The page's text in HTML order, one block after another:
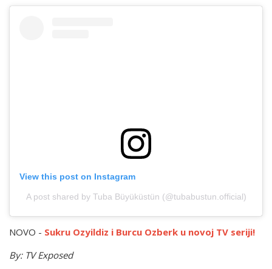
View this post on Instagram
A post shared by Tuba Büyüküstün (@tubabustun.official)
NOVO - Sukru Ozyildiz i Burcu Ozberk u novoj TV seriji!
By: TV Exposed